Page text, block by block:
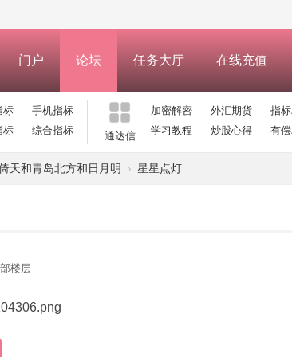
门户 论坛 任务大厅 在线充值
标
手机指标
标 综合指标 通达信
加密解密 外汇期货
指
学习教程
炒股心得 有
天和青岛北方和日月明 › 星星点灯
楼层